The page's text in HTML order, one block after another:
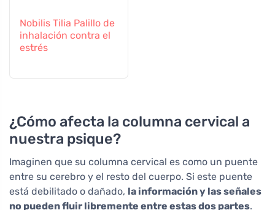
Nobilis Tilia Palillo de
inhalación contra el
estrés
¿Cómo afecta la columna cervical a
nuestra psique?
Imaginen que su columna cervical es como un puente
entre su cerebro y el resto del cuerpo. Si este puente
está debilitado o dañado, la información y las señales
no pueden fluir libremente entre estas dos partes.